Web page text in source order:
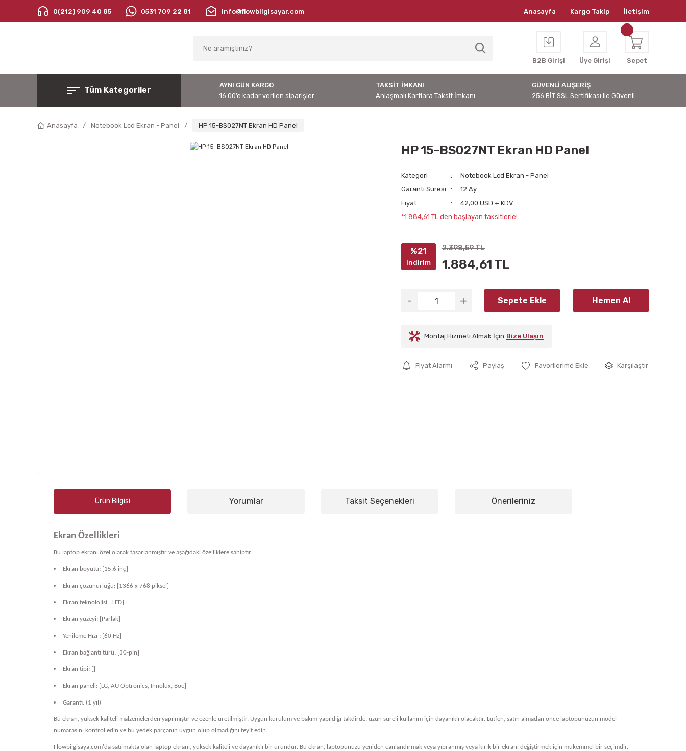
0(212) 909 40 85 0531 709 22 81 info@flowbilgisayar.com Anasayfa Kargo Takip İletişim
B2B Girişi Üye Girişi Sepet
Tüm Kategoriler
AYNI GÜN KARGO
16:00’e kadar verilen siparişler
TAKSİT İMKANI
Anlaşmalı Kartlara Taksit İmkanı
GÜVENLİ ALIŞERİŞ
256 BİT SSL Sertifikası ile Güvenli
Anasayfa Notebook Lcd Ekran - Panel HP 15-BS027NT Ekran HD Panel
HP 15-BS027NT Ekran HD Panel
Kategori
Notebook Lcd Ekran - Panel
Garanti Süresi
12 Ay
Fiyat
42,00 USD + KDV
*1.884,61 TL den başlayan taksitlerle!
%21
indirim
2.398,59 TL
1.884,61 TL
Sepete Ekle Hemen Al
Montaj Hizmeti Almak İçin Bize Ulaşın
Fiyat Alarmı Paylaş Karşılaştır
Ürün Bilgisi Yorumlar Taksit Seçenekleri Önerileriniz
Ekran Özellikleri
Bu laptop ekranı özel olarak tasarlanmıştır ve aşağıdaki özelliklere sahiptir:
Ekran boyutu: [15.6 inç]
Ekran çözünürlüğü: [1366 x 768 piksel]
Ekran teknolojisi: [LED]
Ekran yüzeyi: [Parlak]
Yenileme Hızı : [60 Hz]
Ekran bağlantı türü: [30-pin]
Ekran tipi: []
Ekran paneli: [LG, AU Optronics, Innolux, Boe]
Garanti: (1 yıl)
Bu ekran, yüksek kaliteli malzemelerden yapılmıştır ve özenle üretilmiştir. Uygun kurulum ve bakım yapıldığı takdirde, uzun süreli kullanım için dayanıklı olacaktır. Lütfen, satın almadan önce laptopunuzun model
numarasını kontrol edin ve bu yedek parçanın uygun olup olmadığını teyit edin.
Flowbilgisaya.com'da satılmakta olan laptop ekranı, yüksek kaliteli ve dayanıklı bir üründür. Bu ekran, laptopunuzu yeniden canlandırmak veya yıpranmış veya kırık bir ekranı değiştirmek için mükemmel bir seçimdir.